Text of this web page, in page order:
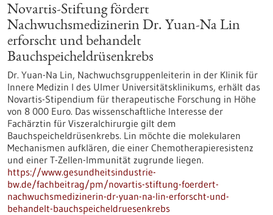
Novartis-Stiftung fördert
Nachwuchsmedizinerin Dr. Yuan-Na Lin
erforscht und behandelt
Bauchspeicheldrüsenkrebs
Dr. Yuan-Na Lin, Nachwuchsgruppenleiterin in der Klinik für
Innere Medizin I des Ulmer Universitätsklinikums, erhält das
Novartis-Stipendium für therapeutische Forschung in Höhe
von 8 000 Euro. Das wissenschaftliche Interesse der
Fachärztin für Viszeralchirurgie gilt dem
Bauchspeicheldrüsenkrebs. Lin möchte die molekularen
Mechanismen aufklären, die einer Chemotherapieresistenz
und einer T-Zellen-Immunität zugrunde liegen.
https://www.gesundheitsindustrie-
bw.de/fachbeitrag/pm/novartis-stiftung-foerdert-
nachwuchsmedizinerin-dr-yuan-na-lin-erforscht-und-
behandelt-bauchspeicheldruesenkrebs